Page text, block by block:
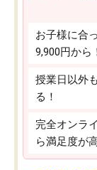
お子様に合
9,900円から
授業日以外
る！
完全オンラ
ら満足度が